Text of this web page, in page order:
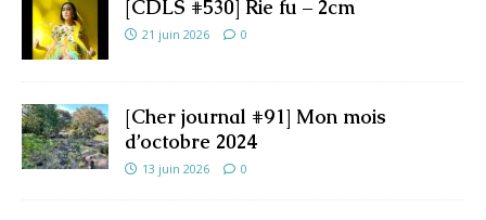
[CDLS #530] Rie fu – 2cm
21 juin 2026 0
[Cher journal #91] Mon mois
d’octobre 2024
13 juin 2026 0